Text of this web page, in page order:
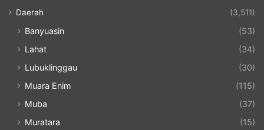
Daerah
(3,511)
Banyuasin
(53)
Lahat
(34)
Lubuklinggau
(30)
Muara Enim
(115)
Muba
(37)
Muratara
(15)